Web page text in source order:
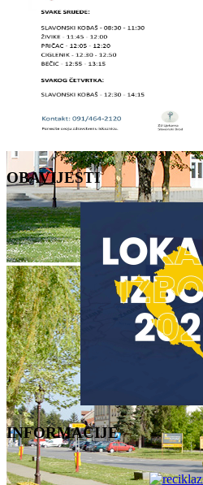
OBAVIJESTI
INFORMACIJE